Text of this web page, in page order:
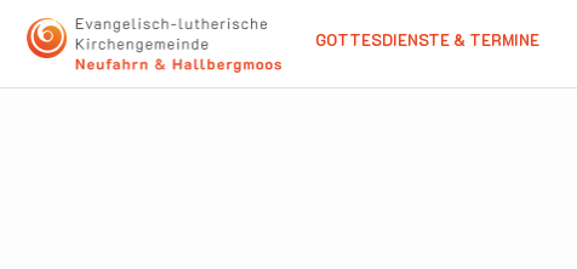
GOTTESDIENSTE & TERMINE